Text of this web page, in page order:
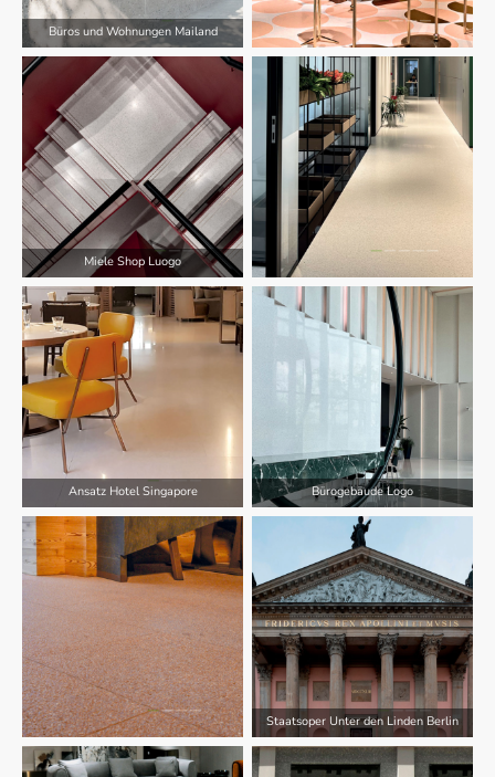
Büros und Wohnungen Mailand
Miele Shop Luogo
Ansatz Hotel Singapore Bürogebäude Logo
Staatsoper Unter den Linden Berlin